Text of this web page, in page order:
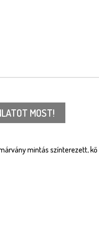
MOST!
mintás színterezett,